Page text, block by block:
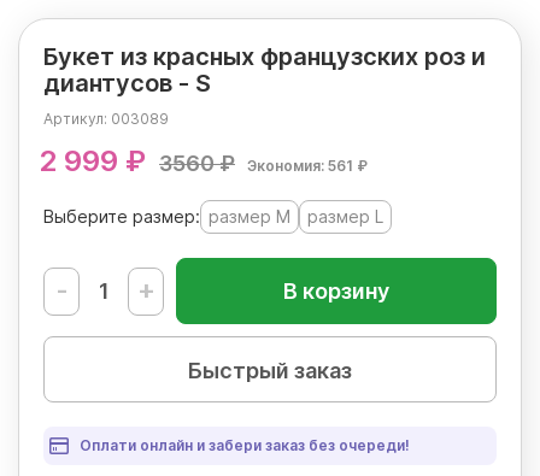
Букет из красных французских роз и
диантусов - S
Артикул: 003089
2 999 ₽ 3560 ₽ Экономия: 561 ₽
Выберите размер: размер M размер L
- + В корзину
Быстрый заказ
Оплати онлайн и забери заказ без очереди!